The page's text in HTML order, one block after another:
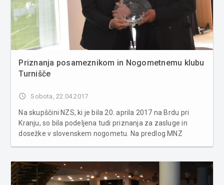
Priznanja posameznikom in Nogometnemu klubu
Turnišče
access_time Sobota, 22.04.2017
Na skupščini NZS, ki je bila 20. aprila 2017 na Brdu pri
Kranju, so bila podeljena tudi priznanja za zasluge in
dosežke v slovenskem nogometu. Na predlog MNZ
NK Turni�...